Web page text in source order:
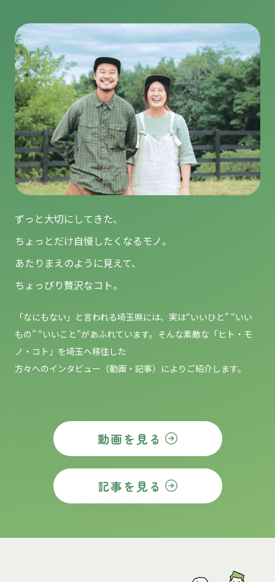
ずっと大切にしてきた、
ちょっとだけ自慢したくなるモノ。
あたりまえのように見えて、
ちょっぴり贅沢なコト。
「なにもない」と言われる埼玉県には、実は“いいひと” “いい
もの” “いいこと”があふれています。そんな素敵な「ヒト・モ
ノ・コト」を埼玉へ移住した
方々へのインタビュー（動画・記事）によりご紹介します。
動画を見る
記事を見る